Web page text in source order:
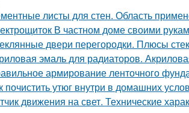
листы для стен. Область
В частном доме своими
двери перегородки. Плюсы
эмаль для радиаторов.
армирование ленточного
почистить утюг внутри в домашних
движения на свет. Технические